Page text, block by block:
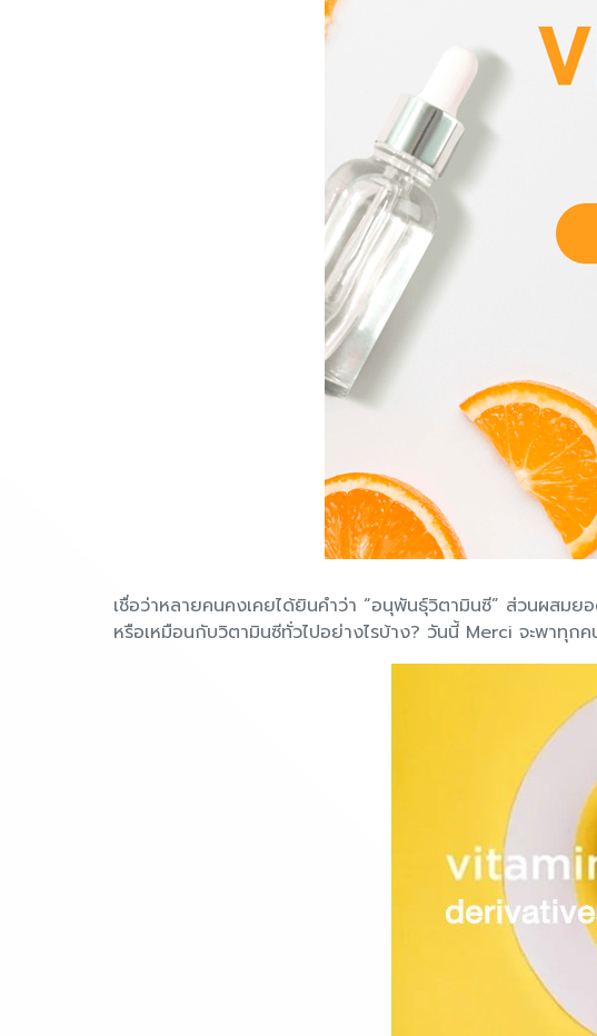
เชื่อว่าหลายคนคงเคยได้ยินคำว่า “อนุพันธุ์วิตามินซี” ส่วนผสม
หรือเหมือนกับวิตามินซีทั่วไปอย่างไรบ้าง? วันนี้ Merci จะพาทุ